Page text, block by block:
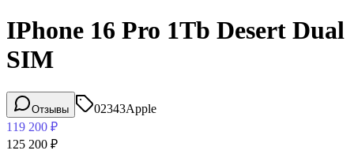
IPhone 16 Pro 1Tb Desert Dual
SIM
Отзывы 02343Apple
119 200 ₽
125 200 ₽